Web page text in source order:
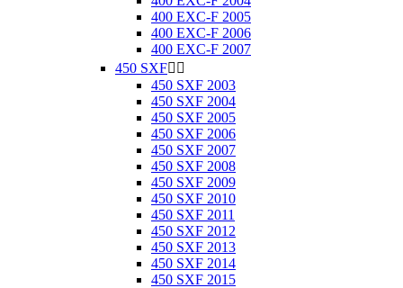
400 EXC-F 2005
400 EXC-F 2006
400 EXC-F 2007
450 SXF 
450 SXF 2003
450 SXF 2004
450 SXF 2005
450 SXF 2006
450 SXF 2007
450 SXF 2008
450 SXF 2009
450 SXF 2010
450 SXF 2011
450 SXF 2012
450 SXF 2013
450 SXF 2014
450 SXF 2015